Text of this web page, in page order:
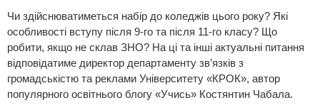
Чи здійснюватиметься набір до коледжів цього року? Які
особливості вступу після 9-го та після 11-го класу? Що
робити, якщо не склав ЗНО? На ці та інші актуальні питання
відповідатиме директор департаменту зв’язків з
громадськістю та реклами Університету «КРОК», автор
популярного освітнього блогу «Учись» Костянтин Чабала.